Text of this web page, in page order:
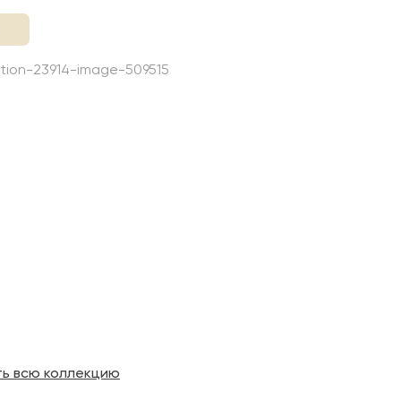
всю коллекцию